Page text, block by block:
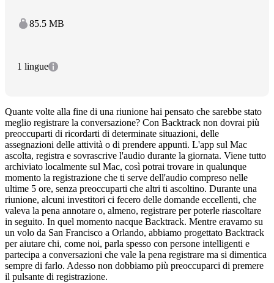
85.5 MB
1 lingue
Quante volte alla fine di una riunione hai pensato che sarebbe stato
meglio registrare la conversazione? Con Backtrack non dovrai più
preoccuparti di ricordarti di determinate situazioni, delle
assegnazioni delle attività o di prendere appunti. L'app sul Mac
ascolta, registra e sovrascrive l'audio durante la giornata. Viene tutto
archiviato localmente sul Mac, così potrai trovare in qualunque
momento la registrazione che ti serve dell'audio compreso nelle
ultime 5 ore, senza preoccuparti che altri ti ascoltino. Durante una
riunione, alcuni investitori ci fecero delle domande eccellenti, che
valeva la pena annotare o, almeno, registrare per poterle riascoltare
in seguito. In quel momento nacque Backtrack. Mentre eravamo su
un volo da San Francisco a Orlando, abbiamo progettato Backtrack
per aiutare chi, come noi, parla spesso con persone intelligenti e
partecipa a conversazioni che vale la pena registrare ma si dimentica
sempre di farlo. Adesso non dobbiamo più preoccuparci di premere
il pulsante di registrazione.